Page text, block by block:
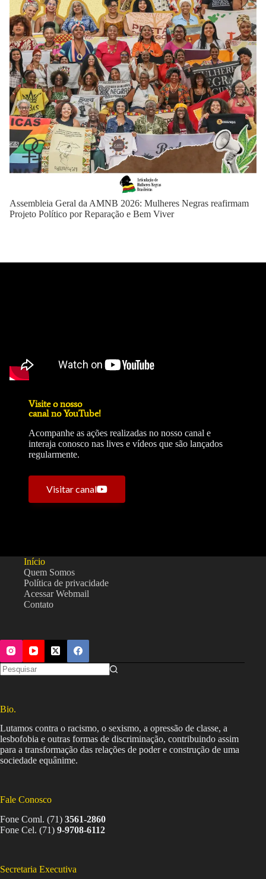
Assembleia Geral da AMNB 2026: Mulheres Negras reafirmam
Projeto Político por Reparação e Bem Viver
Visite o nosso
canal no YouTube!
Acompanhe as ações realizadas no nosso canal e
interaja conosco nas lives e vídeos que são lançados
regularmente.
Visitar canal
Início
Quem Somos
Política de privacidade
Acessar Webmail
Contato
Bio.
Lutamos contra o racismo, o sexismo, a opressão de classe, a
lesbofobia e outras formas de discriminação, contribuindo assim
para a transformação das relações de poder e construção de uma
sociedade equânime.
Fale Conosco
Fone Coml. (71) 3561-2860
Fone Cel. (71) 9-9708-6112
Secretaria Executiva